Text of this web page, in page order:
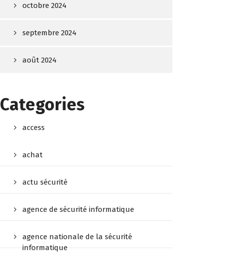
octobre 2024
septembre 2024
août 2024
Categories
access
achat
actu sécurité
agence de sécurité informatique
agence nationale de la sécurité
informatique